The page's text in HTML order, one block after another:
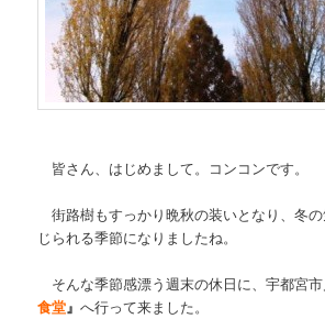
皆さん、はじめまして。コンコンです。
街路樹もすっかり晩秋の装いとなり、冬
じられる季節になりましたね。
そんな季節感漂う週末の休日に、宇都宮
食堂』へ行って来ました。